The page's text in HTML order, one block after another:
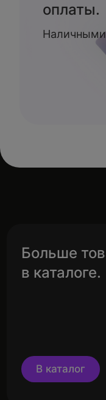
оплаты.
Больше
в каталоге.
В каталог